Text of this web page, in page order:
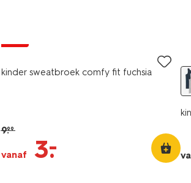
kinder sweatbroek comfy fit fuchsia
9.99
vanaf 3.
–